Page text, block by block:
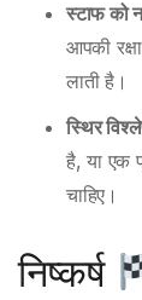
स्टाफ को
आपकी
लाती है।
स्थिर
है, या एक
चाहिए।
निष्कर्ष